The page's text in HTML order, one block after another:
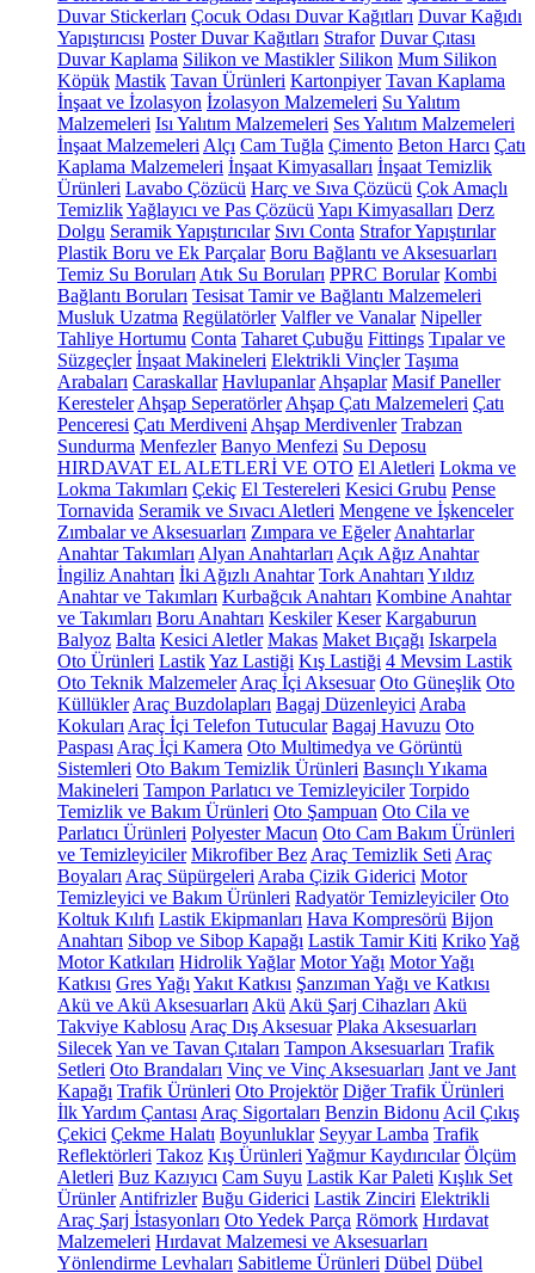
Duvar Stickerları Çocuk Odası Duvar Kağıtları Duvar Kağıdı
Yapıştırıcısı Poster Duvar Kağıtları Strafor Duvar Çıtası
Duvar Kaplama Silikon ve Mastikler Silikon Mum Silikon
Köpük Mastik Tavan Ürünleri Kartonpiyer Tavan Kaplama
İnşaat ve İzolasyon İzolasyon Malzemeleri Su Yalıtım
Malzemeleri Isı Yalıtım Malzemeleri Ses Yalıtım Malzemeleri
İnşaat Malzemeleri Alçı Cam Tuğla Çimento Beton Harcı Çatı
Kaplama Malzemeleri İnşaat Kimyasalları İnşaat Temizlik
Ürünleri Lavabo Çözücü Harç ve Sıva Çözücü Çok Amaçlı
TemizlikYağlayıcı ve Pas Çözücü Yapı Kimyasalları Derz
Dolgu Seramik Yapıştırıcılar Sıvı Conta Strafor Yapıştırılar
Plastik Boru ve Ek Parçalar Boru Bağlantı ve Aksesuarları
Temiz Su Boruları Atık Su Boruları PPRC Borular Kombi
Bağlantı Boruları Tesisat Tamir ve Bağlantı Malzemeleri
Musluk Uzatma Regülatörler Valfler ve Vanalar Nipeller
Tahliye Hortumu Conta Taharet Çubuğu Fittings Tıpalar ve
Süzgeçler İnşaat Makineleri Elektrikli Vinçler Taşıma
Arabaları Caraskallar Havlupanlar Ahşaplar Masif Paneller
Keresteler Ahşap Seperatörler Ahşap Çatı Malzemeleri Çatı
Penceresi Çatı Merdiveni Ahşap Merdivenler Trabzan
Sundurma Menfezler Banyo Menfezi Su Deposu
HIRDAVAT EL ALETLERİ VE OTO El Aletleri Lokma ve
Lokma Takımları Çekiç El Testereleri Kesici Grubu Pense
Tornavida Seramik ve Sıvacı Aletleri Mengene ve İşkenceler
Zımbalar ve Aksesuarları Zımpara ve Eğeler Anahtarlar
Anahtar Takımları Alyan Anahtarları Açık Ağız Anahtar
İngiliz Anahtarı İki Ağızlı Anahtar Tork Anahtarı Yıldız
Anahtar ve Takımları Kurbağcık Anahtarı Kombine Anahtar
ve Takımları Boru Anahtarı Keskiler Keser Kargaburun
Balyoz Balta Kesici Aletler Makas Maket Bıçağı Iskarpela
Oto Ürünleri LastikYaz Lastiği Kış Lastiği 4 Mevsim Lastik
Oto Teknik Malzemeler Araç İçi Aksesuar Oto Güneşlik Oto
Küllükler Araç Buzdolapları Bagaj Düzenleyici Araba
Kokuları Araç İçi Telefon Tutucular Bagaj Havuzu Oto
Paspası Araç İçi Kamera Oto Multimedya ve Görüntü
Sistemleri Oto Bakım Temizlik Ürünleri Basınçlı Yıkama
Makineleri Tampon Parlatıcı ve Temizleyiciler Torpido
Temizlik ve Bakım Ürünleri Oto Şampuan Oto Cila ve
Parlatıcı Ürünleri Polyester Macun Oto Cam Bakım Ürünleri
ve Temizleyiciler Mikrofiber Bez Araç Temizlik Seti Araç
Boyaları Araç Süpürgeleri Araba Çizik Giderici Motor
Temizleyici ve Bakım Ürünleri Radyatör Temizleyiciler Oto
Koltuk Kılıfı Lastik Ekipmanları Hava Kompresörü Bijon
Anahtarı Sibop ve Sibop Kapağı Lastik Tamir Kiti KrikoYağ
Motor Katkıları Hidrolik Yağlar Motor Yağı Motor Yağı
Katkısı Gres Yağı Yakıt Katkısı Şanzıman Yağı ve Katkısı
Akü ve Akü Aksesuarları Akü Akü Şarj Cihazları Akü
Takviye Kablosu Araç Dış Aksesuar Plaka Aksesuarları
SilecekYan ve Tavan Çıtaları Tampon Aksesuarları Trafik
Setleri Oto Brandaları Vinç ve Vinç Aksesuarları Jant ve Jant
Kapağı Trafik Ürünleri Oto Projektör Diğer Trafik Ürünleri
İlk Yardım Çantası Araç Sigortaları Benzin Bidonu Acil Çıkış
Çekici Çekme Halatı Boyunluklar Seyyar Lamba Trafik
Reflektörleri Takoz Kış Ürünleri Yağmur Kaydırıcılar Ölçüm
Aletleri Buz Kazıyıcı Cam Suyu Lastik Kar Paleti Kışlık Set
Ürünler Antifrizler Buğu Giderici Lastik Zinciri Elektrikli
Araç Şarj İstasyonları Oto Yedek Parça Römork Hırdavat
Malzemeleri Hırdavat Malzemesi ve Aksesuarları
Yönlendirme Levhaları Sabitleme Ürünleri Dübel Dübel